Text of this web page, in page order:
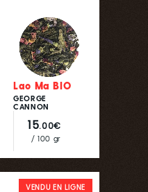
Lao Ma BIO
GEORGE
CANNON
15.00€
/ 100 gr
VENDU EN LIGNE